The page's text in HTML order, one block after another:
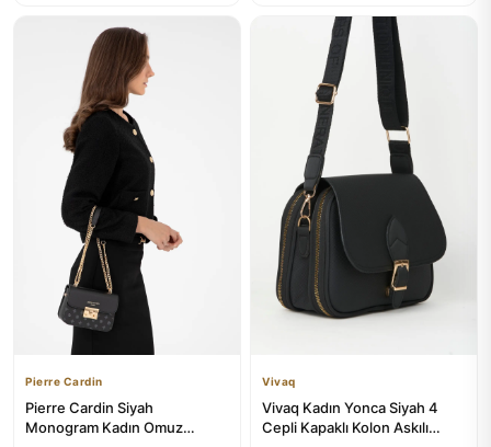
Pierre Cardin
Pierre Cardin Siyah
Monogram Kadın Omuz
Vivaq
Vivaq Kadın Yonca Siyah 4
Cepli Kapaklı Kolon Askılı